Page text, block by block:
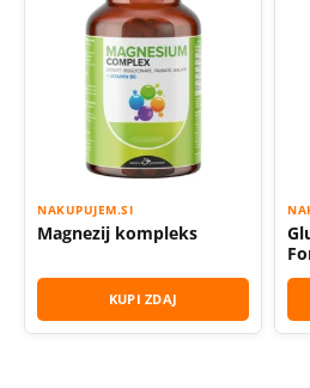
NAKUPUJEM.SI
Magnezij kompleks
KUPI ZDAJ